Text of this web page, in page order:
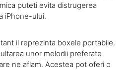
puteti evita distrugerea
iPhone-ului.
il reprezinta boxele portabile.
unor melodii preferate
ne aflam. Acestea pot oferi o